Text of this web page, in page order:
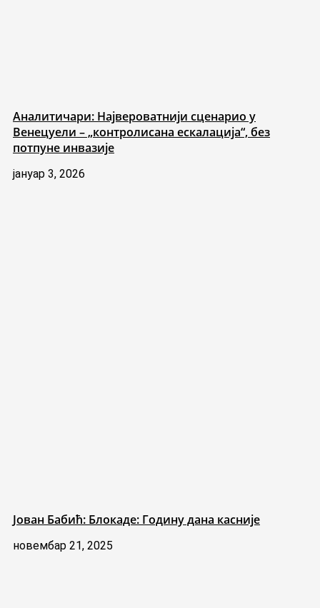
Аналитичари: Највероватнији сценарио у
Венецуели – „контролисана ескалација“, без
потпуне инвазије
јануар 3, 2026
Јован Бабић: Блокаде: Годину дана касније
новембар 21, 2025